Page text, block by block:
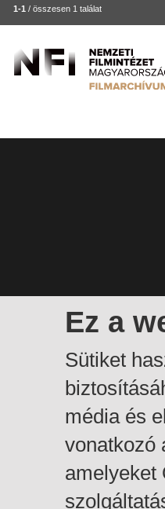
1-1 / összesen 1 találat
Ez a
Sütiket
média és
vonatkozó
amelyeket